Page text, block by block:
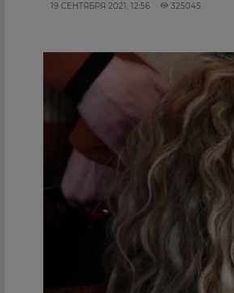
19 СЕНТЯБРЯ 2021, 12:56 325045